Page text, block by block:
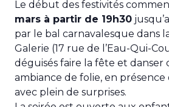
Le début des festivités
mars à partir de 19h30
par le bal carnavalesque dans
Galerie (17 rue de l’Eau-Qui-
déguisés faire la fête et danser
ambiance de folie, en présence
avec plein de surprises.